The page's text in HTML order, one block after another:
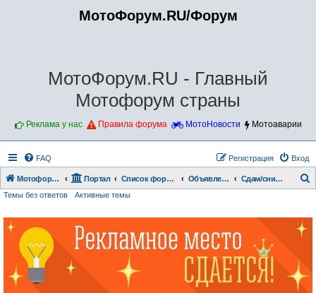
МотоФорум.RU/Форум
МотоФорум.RU - Главный
Мотофорум страны
Реклама у нас Правила форума МотоНовости Мотоаварии
FAQ Вход
Регистрация
Мотофорум.RU Портал Список форумов Объявления. Сдам/сниму гараж
Темы без ответов Активные темы